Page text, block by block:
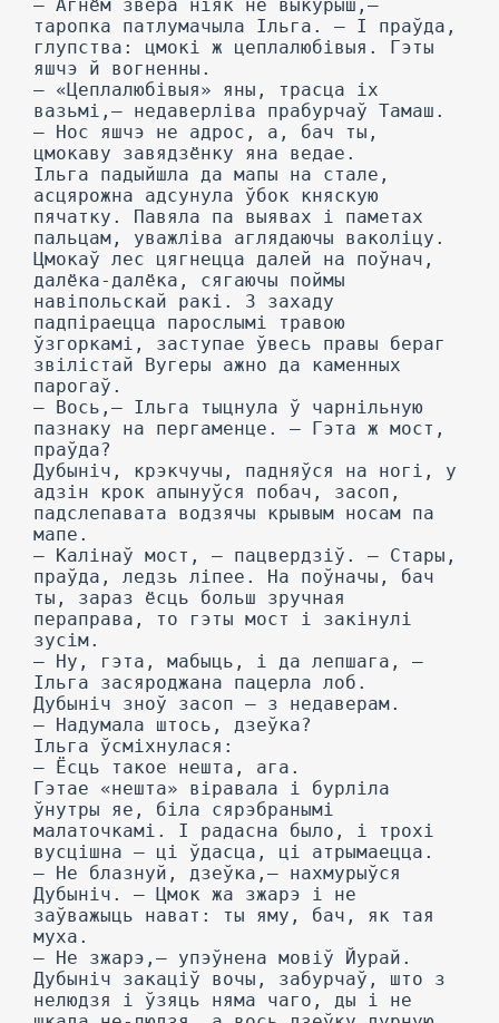
— Агнём звера ніяк не выкурыш,—
таропка патлумачыла Ільга. — I праўда,
глупства: цмокі ж цеплалюбівыя. Гэты
яшчэ й вогненны.
— «Цеплалюбівыя» яны, трасца іх
вазьмі,— недаверліва прабурчаў Тамаш.
— Hoc яшчэ не адрос, а, бач ты,
цмокаву завядзёнку яна ведае.
Ільга падыйшла да мапы на стале,
асцярожна адсунула ўбок княскую
пячатку. Павяла па выявах і паметах
пальцам, уважліва аглядаючы ваколіцу.
Цмокаў лес цягнецца далей на поўнач,
далёка-далёка, сягаючы поймы
навіпольскай ракі. 3 захаду
падпіраецца парослымі травою
ўзгоркамі, заступае ўвесь правы бераг
звілістай Вугеры ажно да каменных
парогаў.
— Вось,— Ільга тыцнула ў чарнільную
пазнаку на пергаменце. — Гэта ж мост,
праўда?
Дубыніч, крэкчучы, падняўся на ногі, у
адзін крок апынуўся побач, засоп,
падслепавата водзячы крывым носам па
мапе.
— Калінаў мост, — пацвердзіў. — Стары,
праўда, ледзь ліпее. На поўначы, бач
ты, зараз ёсць больш зручная
пераправа, то гэты мост і закінулі
зусім.
— Ну, гэта, мабыць, і да лепшага, —
Ільга засяроджана пацерла лоб.
Дубыніч зноў засоп — з недаверам.
— Надумала штось, дзеўка?
Ільга ўсміхнулася:
— Ёсць такое нешта, ага.
Гэтае «нешта» віравала і бурліла
ўнутры яе, біла сярэбранымі
малаточкамі. I радасна было, і трохі
вусцішна — ці ўдасца, ці атрымаецца.
— He блазнуй, дзеўка,— нахмурыўся
Дубыніч. — Цмок жа зжарэ і не
заўважыць нават: ты яму, бач, як тая
муха.
— He зжарэ,— упэўнена мовіў Йурай.
Дубыніч закаціў вочы, забурчаў, што з
нелюдзя і ўзяць няма чаго, ды і не